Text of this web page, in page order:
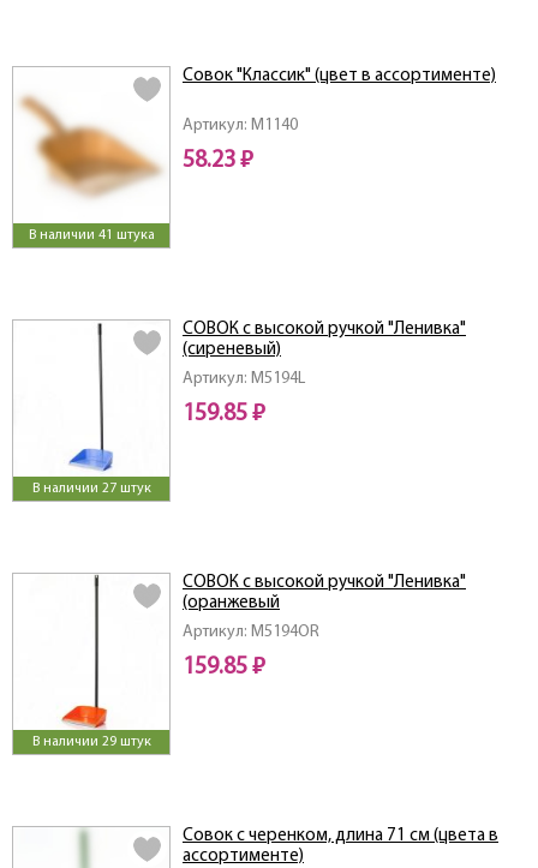
В наличии 41 штука
Артикул: M1140
Совок "Классик" (цвет в ассортименте)
58.23 ₽
В наличии 27 штук
Артикул: M5194L
СОВОК с высокой ручкой "Ленивка"
(сиреневый)
159.85 ₽
В наличии 29 штук
Артикул: M5194OR
СОВОК с высокой ручкой "Ленивка"
(оранжевый
159.85 ₽
Совок с черенком, длина 71 см (цвета в
ассортименте)